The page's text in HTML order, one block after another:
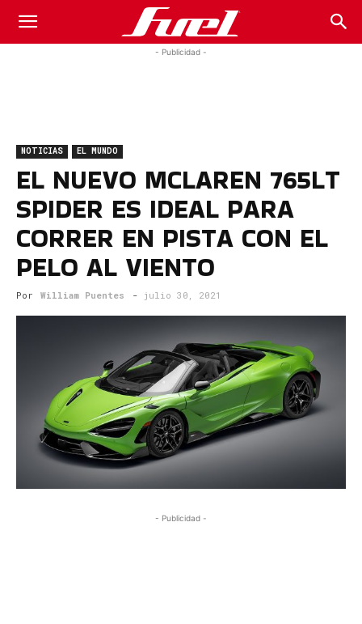
Fuel
Magazine
- Publicidad -
NOTICIAS EL MUNDO
EL NUEVO MCLAREN 765LT
SPIDER ES IDEAL PARA
CORRER EN PISTA CON EL
PELO AL VIENTO
Por William Puentes - julio 30, 2021
- Publicidad -